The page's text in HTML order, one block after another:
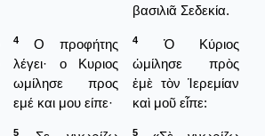
βασιλιᾶ Σεδεκία.
4
Ο προφήτης
λέγει· ο Κυριος
ωμίλησε προς
εμέ και μου είπε·
4
Ὁ Κύριος
ὡμίλησε πρὸς
ἐμὲ τὸν Ἱερεμίαν
καὶ μοῦ εἶπε:
5 5